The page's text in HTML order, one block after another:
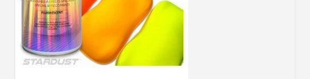
Trend na farby
fluorescencyjne na
skuterach wodnych